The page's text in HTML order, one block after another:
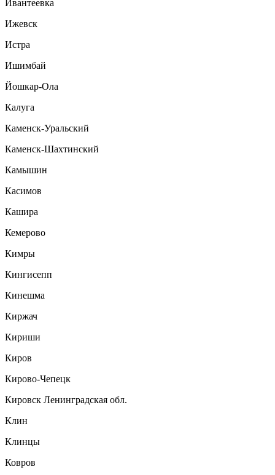
Ивантеевка
Ижевск
Истра
Ишимбай
Йошкар-Ола
Калуга
Каменск-Уральский
Каменск-Шахтинский
Камышин
Касимов
Кашира
Кемерово
Кимры
Кингисепп
Кинешма
Киржач
Кириши
Киров
Кирово-Чепецк
Кировск Ленинградская обл.
Клин
Клинцы
Ковров